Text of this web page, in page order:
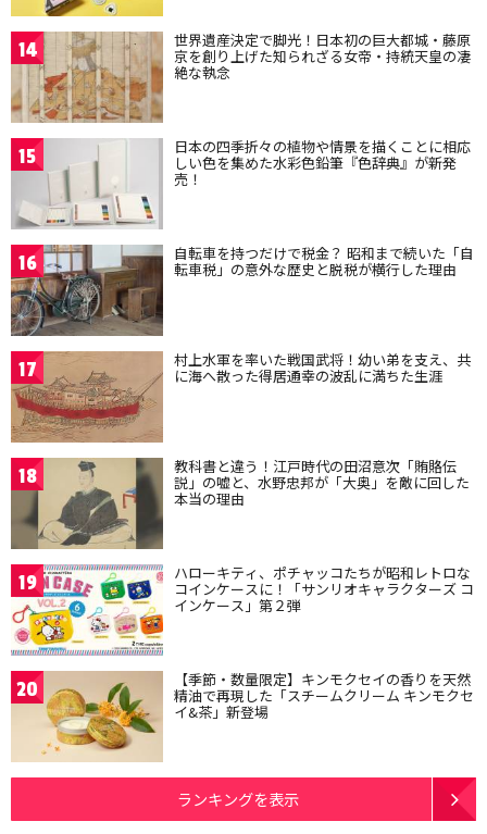
14 世界遺産決定で脚光！日本初の巨大都城・藤原
京を創り上げた知られざる女帝・持統天皇の凄
絶な執念
15 日本の四季折々の植物や情景を描くことに相応
しい色を集めた水彩色鉛筆『色辞典』が新発
売！
16 自転車を持つだけで税金？ 昭和まで続いた「自
転車税」の意外な歴史と脱税が横行した理由
17 村上水軍を率いた戦国武将！幼い弟を支え、共
に海へ散った得居通幸の波乱に満ちた生涯
18 教科書と違う！江戸時代の田沼意次「賄賂伝
説」の嘘と、水野忠邦が「大奥」を敵に回した
本当の理由
19 ハローキティ、ポチャッコたちが昭和レトロな
コインケースに！「サンリオキャラクターズ コ
インケース」第２弾
20 【季節・数量限定】キンモクセイの香りを天然
精油で再現した「スチームクリーム キンモクセ
イ&茶」新登場
ランキングを表示